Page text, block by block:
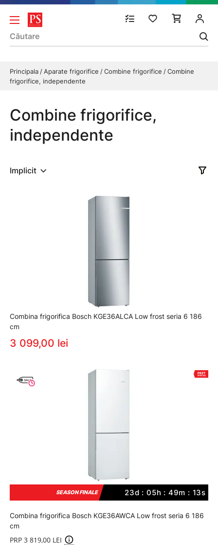
Principala Aparate frigorifice Combine frigorifice
Combine
frigorifice, independente
Combine frigorifice,
independente
Implicit
Combina frigorifica Bosch KGE36ALCA Low frost seria 6 186
cm
3 099,00 lei
SEASON FINALE 23d : 05h : 49m : 12s
Combina frigorifica Bosch KGE36AWCA Low frost seria 6 186
cm
PRP 3 819,00 LEI